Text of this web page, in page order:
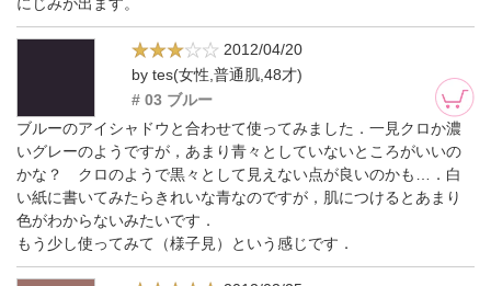
2012/04/20
by tes(女性,普通肌,48才)
# 03 ブルー
ブルーのアイシャドウと合わせて使ってみました．一見クロか濃
いグレーのようですが，あまり青々としていないところがいいの
かな？ クロのようで黒々として見えない点が良いのかも…．白
い紙に書いてみたらきれいな青なのですが，肌につけるとあまり
色がわからないみたいです．
もう少し使ってみて（様子見）という感じです．